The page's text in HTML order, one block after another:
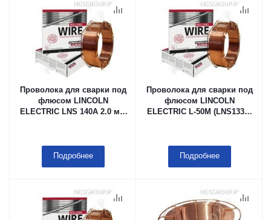
Проволока для сварки под
флюсом LINCOLN
ELECTRIC LNS 140A 2.0 мм
летучим ингибитором
коррозии (VCI)
Подробнее
Проволока для сварки под
флюсом LINCOLN
ELECTRIC L-50M (LNS133U)
летучим ингибитором
коррозии (VCI)
Подробнее